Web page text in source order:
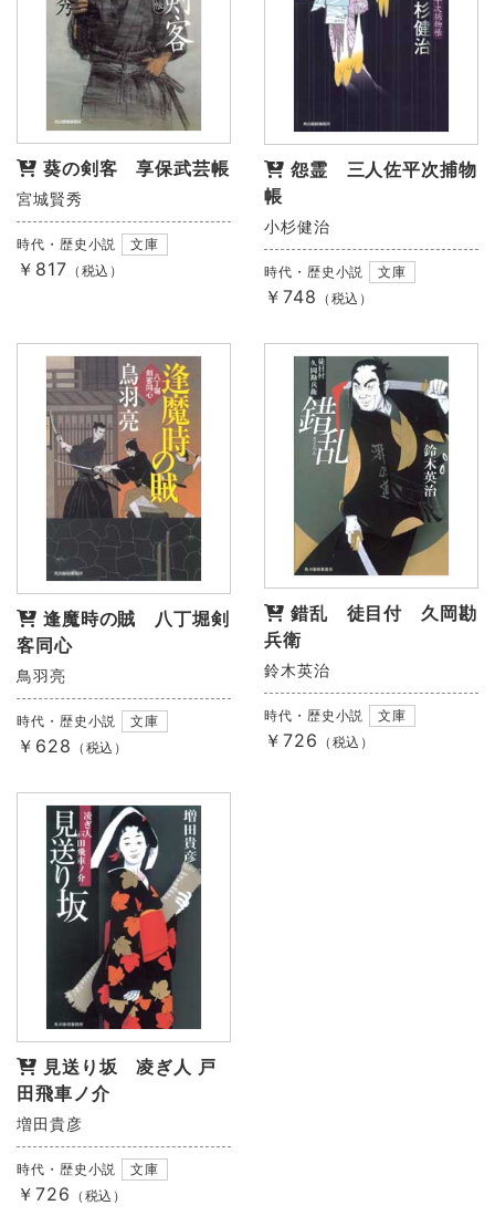
葵の剣客 享保武芸帳
宮城賢秀
時代・歴史小説 文庫
￥817 （税込）
怨霊 三人佐平次捕物
帳
小杉健治
時代・歴史小説 文庫
￥748 （税込）
逢魔時の賊 八丁堀剣
客同心
鳥羽亮
時代・歴史小説 文庫
￥628 （税込）
錯乱 徒目付 久岡勘
兵衛
鈴木英治
時代・歴史小説 文庫
￥726 （税込）
見送り坂 凌ぎ人 戸
田飛車ノ介
増田貴彦
時代・歴史小説 文庫
￥726 （税込）